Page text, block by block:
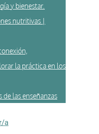
y bienestar.
nutritivas |
la práctica en los
de las enseñanzas
a